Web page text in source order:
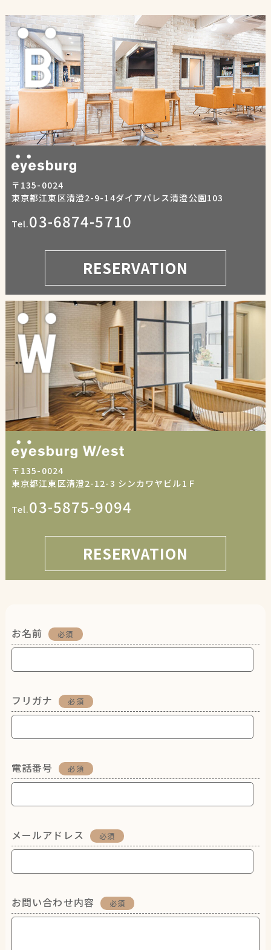
〒135-0024
東京都江東区清澄2-9-14ダイアパレス清澄公園103
Tel.03-6874-5710
RESERVATION
〒135-0024
東京都江東区清澄2-12-3 シンカワヤビル1Ｆ
Tel.03-5875-9094
RESERVATION
お名前 必須
フリガナ 必須
電話番号 必須
メールアドレス 必須
お問い合わせ内容 必須